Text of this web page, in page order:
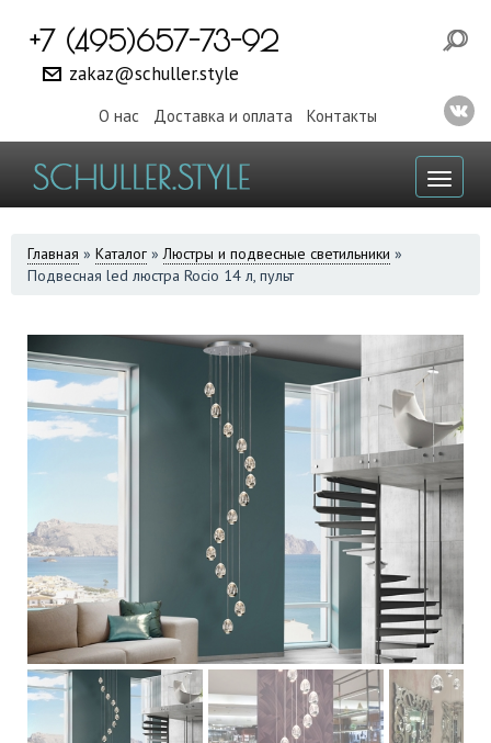
+7 (495)657-73-92
zakaz@schuller.style
О нас Доставка и оплата Контакты
ВЫ
ЗДЕСЬ
Главная » Каталог » Люстры и подвесные светильники »
Подвесная led люстра Rocio 14 л, пульт